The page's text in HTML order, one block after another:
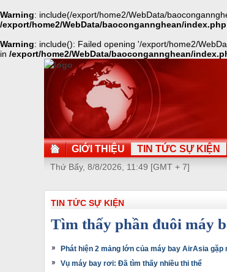
Warning: include(/export/home2/WebData/
/export/home2/WebData/baocongannghean/index.php
Warning: include(): Failed opening '/export/home2/
in /export/home2/WebData/baocongannghean/
GIỚI THIỆU TIN TỨC SỰ KIỆN
Thứ Bẩy, 8/8/2026, 11:49 [GMT + 7]
TIN TỨC SỰ KIỆN
Tìm thấy phần đuôi máy
Phát hiện 2 mảng lớn của máy bay AirAsia gặp
Vụ máy bay rơi: Đã tìm thấy nhiều thi thể